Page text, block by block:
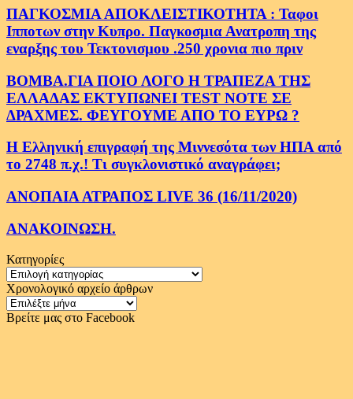
ΠΑΓΚΟΣΜΙΑ ΑΠΟΚΛΕΙΣΤΙΚΟΤΗΤΑ : Ταφοι
Ιπποτων στην Κυπρο. Παγκοσμια Ανατροπη της
εναρξης του Τεκτονισμου .250 χρονια πιο πριν
ΒΟΜΒΑ.ΓΙΑ ΠΟΙΟ ΛΟΓΟ Η ΤΡΑΠΕΖΑ ΤΗΣ
ΕΛΛΑΔΑΣ ΕΚΤΥΠΩΝΕΙ TEST NOTE ΣΕ
ΔΡΑΧΜΕΣ. ΦΕΥΓΟΥΜΕ ΑΠΟ ΤΟ ΕΥΡΩ ?
Η Ελληνική επιγραφή της Μιννεσότα των ΗΠΑ από
το 2748 π.χ.! Τι συγκλονιστικό αναγράφει;
ΑΝΟΠΑΙΑ ΑΤΡΑΠΟΣ LIVE 36 (16/11/2020)
ΑΝΑΚΟΙΝΩΣΗ.
Κατηγορίες
Κατηγορίες
Χρονολογικό αρχείο άρθρων
Χρονολογικό
αρχείο
Βρείτε μας στο Facebook